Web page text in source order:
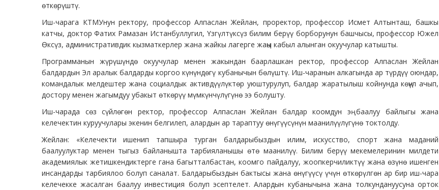
өткөрүштү.
Иш-чарага КТМУнун ректору, профессор Алпаслан Жейлан, проректор, профессор Исмет Алтынташ, башкы
катчы, доктор Фатих Рамазан Истанбуллугил, Үзгүлтүксүз билим берүү борборунун башчысы, профессор Южел
Өксүз, административдик кызматкерлер жана жайкы лагерге жаңы кабыл алынган окуучулар катышты.
Программанын жүрүшүндө окуучулар менен жакындан баарлашкан ректор, профессор Алпаслан Жейлан
балдардын Эл аралык балдарды коргоо күнүндөгү кубанычын бөлүштү. Иш-чаранын алкагында ар түрдүү оюндар,
командалык мелдештер жана социалдык активдүүлүктөр уюштурулуп, балдар жаратылыш койнунда көңүл ачып,
достору менен жагымдуу убакыт өткөрүү мүмкүнчүлүгүнө ээ болушту.
Иш-чарада сөз сүйлөгөн ректор, профессор Алпаслан Жейлан балдар коомдун эң баалуу байлыгы жана
келечектин куруучулары экенин белгилеп, алардын ар тараптуу өнүгүүсүнүн маанилүүлүгүнө токтолду.
Жейлан: «Келечекти ишенип тапшыра турган балдарыбыздын илим, искусство, спорт жана маданий
баалуулуктар менен тыгыз байланышта тарбияланышы өтө маанилүү. Билим берүү мекемелеринин милдети
академиялык жетишкендиктерге гана багытталбастан, коомго пайдалуу, жоопкерчиликтүү жана өзүнө ишенген
инсандарды тарбиялоо болуп саналат. Балдарыбыздын бактысы жана өнүгүүсү үчүн өткөрүлгөн ар бир иш-чара
келечекке жасалган баалуу инвестиция болуп эсептелет. Алардын кубанычына жана толкундануусуна орток